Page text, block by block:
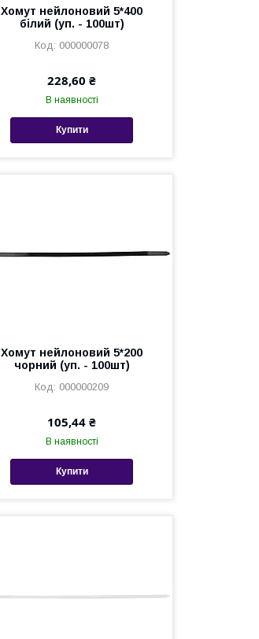
Хомут нейлоновий 5*400
білий (уп. - 100шт)
000000078
228,60 ₴
В наявності
Купити
Хомут нейлоновий 5*200
чорний (уп. - 100шт)
000000209
105,44 ₴
В наявності
Купити